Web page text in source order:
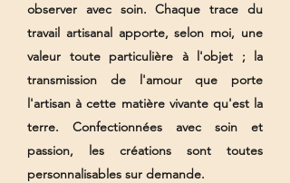
observer avec soin. Chaque trace du
travail artisanal apporte, selon moi, une
valeur toute particulière à l'objet ; la
transmission de l'amour que porte
l'artisan à cette matière vivante qu'est la
terre. Confectionnées avec soin et
passion, les créations sont toutes
personnalisables sur demande.